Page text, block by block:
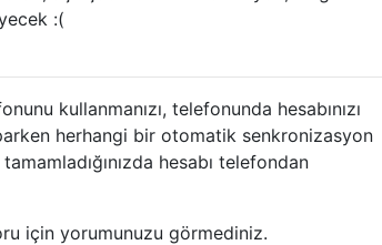
:(
kullanmanızı, telefonunda hesabınızı
herhangi bir otomatik senkronizasyon
hesabı telefondan
için yorumunuzu görmediniz.